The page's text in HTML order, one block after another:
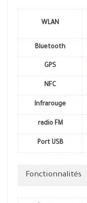
WLAN
Bluetooth
GPS
NFC
Infrarouge
radio FM
Port USB
Fonctionnalités